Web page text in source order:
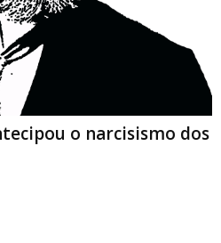
o narcisismo dos